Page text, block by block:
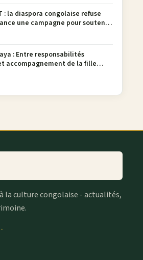
: la diaspora congolaise refuse
une campagne pour soutenir
depuis Bruxelles
: Entre responsabilités
accompagnement de la fille
en débat
la culture congolaise - actualités,